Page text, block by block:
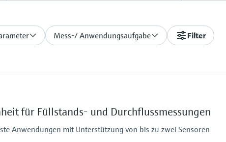
Mess-/ Anwendungsaufgabe Filter
für Füllstands- und Durchflussmessungen
Anwendungen mit Unterstützung von bis zu zwei Sensoren